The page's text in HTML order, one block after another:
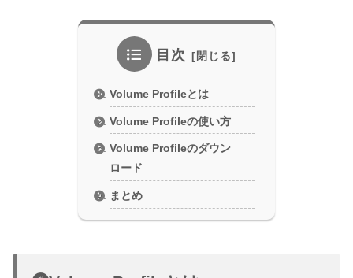
目次
Volume Profileとは
Volume Profileの使い方
Volume Profileのダウン
ロード
まとめ